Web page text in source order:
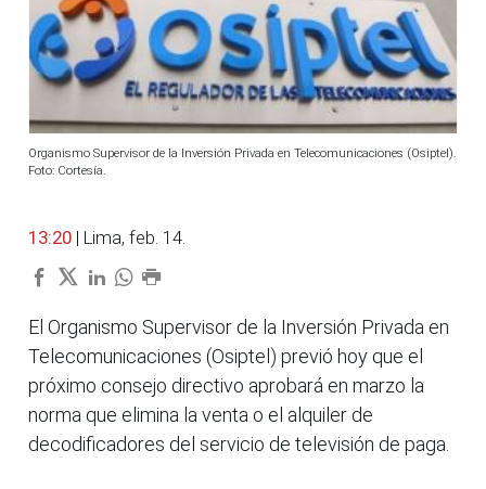
Organismo Supervisor de la Inversión Privada en Telecomunicaciones (Osiptel).
Foto: Cortesía.
13:20 | Lima, feb. 14.
El Organismo Supervisor de la Inversión Privada en
Telecomunicaciones (Osiptel) previó hoy que el
próximo consejo directivo aprobará en marzo la
norma que elimina la venta o el alquiler de
decodificadores del servicio de televisión de paga.